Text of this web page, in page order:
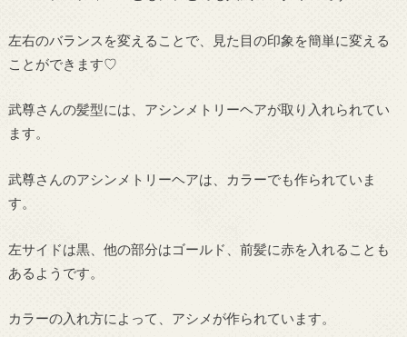
左右のバランスを変えることで、見た目の印象を簡単に変える
ことができます♡
武尊さんの髪型には、アシンメトリーヘアが取り入れられてい
ます。
武尊さんのアシンメトリーヘアは、カラーでも作られていま
す。
左サイドは黒、他の部分はゴールド、前髪に赤を入れることも
あるようです。
カラーの入れ方によって、アシメが作られています。